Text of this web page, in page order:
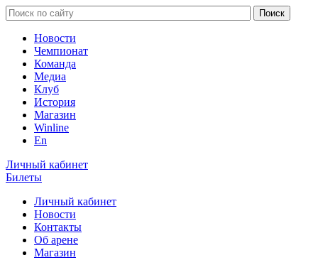
Новости
Чемпионат
Команда
Медиа
Клуб
История
Магазин
Winline
En
Личный кабинет
Билеты
Личный кабинет
Новости
Контакты
Об арене
Магазин